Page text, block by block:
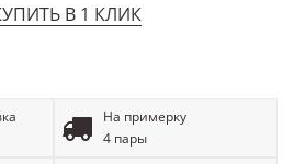
В 1 КЛИК
На примерку
4 пары